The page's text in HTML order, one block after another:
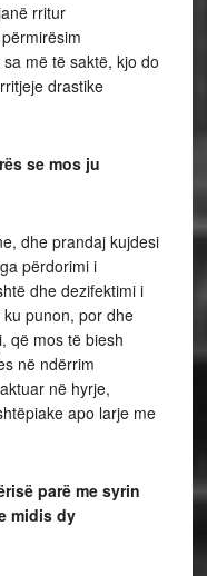
rritur
më të saktë, kjo do
drastike
se mos ju
dhe prandaj kujdesi
përdorimi i
dhe dezifektimi i
punon, por dhe
që mos të biesh
në ndërrim
në hyrje,
apo larje me
parë me syrin
midis dy